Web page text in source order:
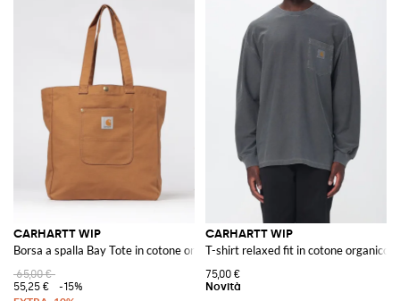
CARHARTT WIP
Borsa a spalla Bay Tote in cotone organico
65,00 €
55,25 €
-15%
CARHARTT WIP
T-shirt relaxed fit in cotone organico
75,00 €